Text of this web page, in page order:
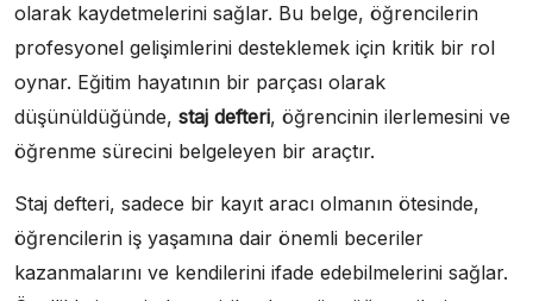
olarak kaydetmelerini sağlar. Bu belge, öğrencilerin
profesyonel gelişimlerini desteklemek için kritik bir rol
oynar. Eğitim hayatının bir parçası olarak
düşünüldüğünde, staj defteri, öğrencinin ilerlemesini ve
öğrenme sürecini belgeleyen bir araçtır.
Staj defteri, sadece bir kayıt aracı olmanın ötesinde,
öğrencilerin iş yaşamına dair önemli beceriler
kazanmalarını ve kendilerini ifade edebilmelerini sağlar.